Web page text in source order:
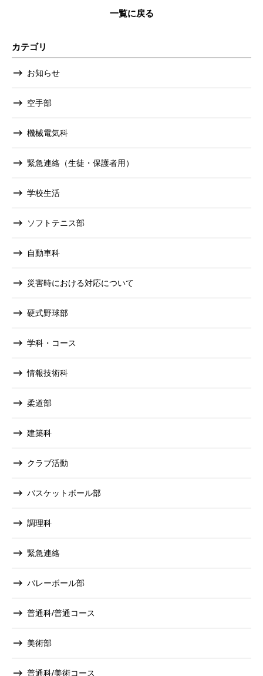
一覧に戻る
カテゴリ
お知らせ
空手部
機械電気科
緊急連絡（生徒・保護者用）
学校生活
ソフトテニス部
自動車科
災害時における対応について
硬式野球部
学科・コース
情報技術科
柔道部
建築科
クラブ活動
バスケットボール部
調理科
緊急連絡
バレーボール部
普通科/普通コース
美術部
普通科/美術コース